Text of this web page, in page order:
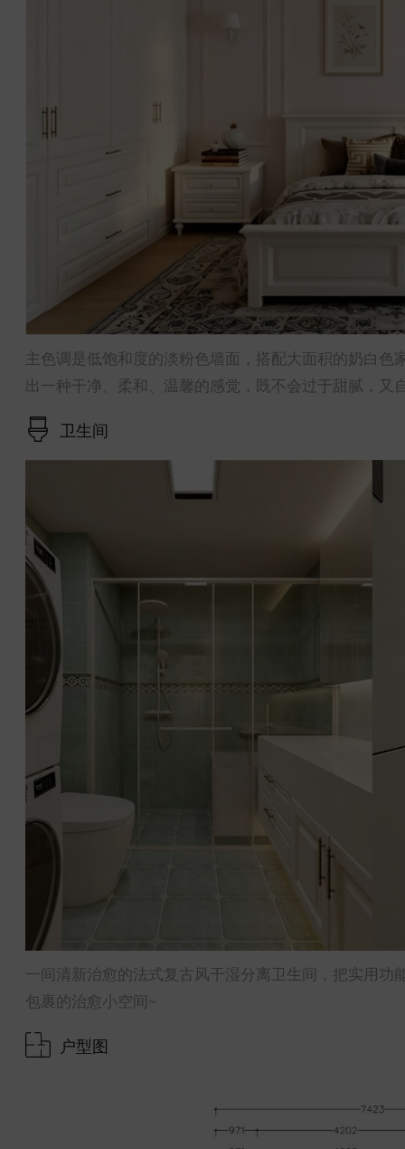
主色调是低饱和度的淡粉色墙面，搭配大面积的奶白
出一种干净、柔和、温馨的感觉，既不会过于甜腻，又
卫生间
一间清新治愈的法式复古风干湿分离卫生间，把实用
包裹的治愈小空间~
户型图